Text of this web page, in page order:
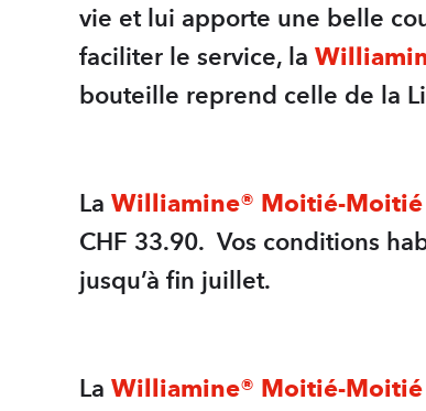
vie et lui apporte une belle
faciliter le service, la
bouteille reprend celle de la
La Williamine® Moitié-Moitié
CHF 33.90. Vos conditions
jusqu’à fin juillet.
La Williamine® Moitié-Moitié